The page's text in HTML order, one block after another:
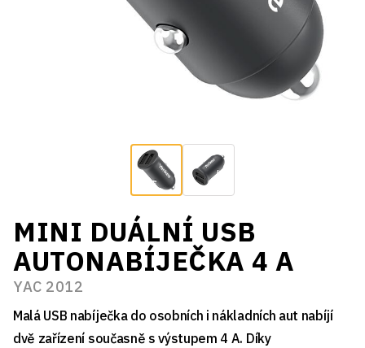
MINI DUÁLNÍ USB
AUTONABÍJEČKA 4 A
YAC 2012
Malá USB nabíječka do osobních i nákladních aut nabíjí
dvě zařízení současně s výstupem 4 A. Díky